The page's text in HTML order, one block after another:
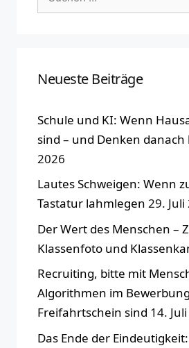
nach:
Neueste Beiträge
Schule und KI: Wenn
sind – und Denken
2026
Lautes Schweigen: Wenn
Tastatur lahmlegen 29. Juli
Der Wert des Menschen –
Klassenfoto und
Recruiting, bitte mit
Algorithmen im
Freifahrtschein sind 14.
Das Ende der